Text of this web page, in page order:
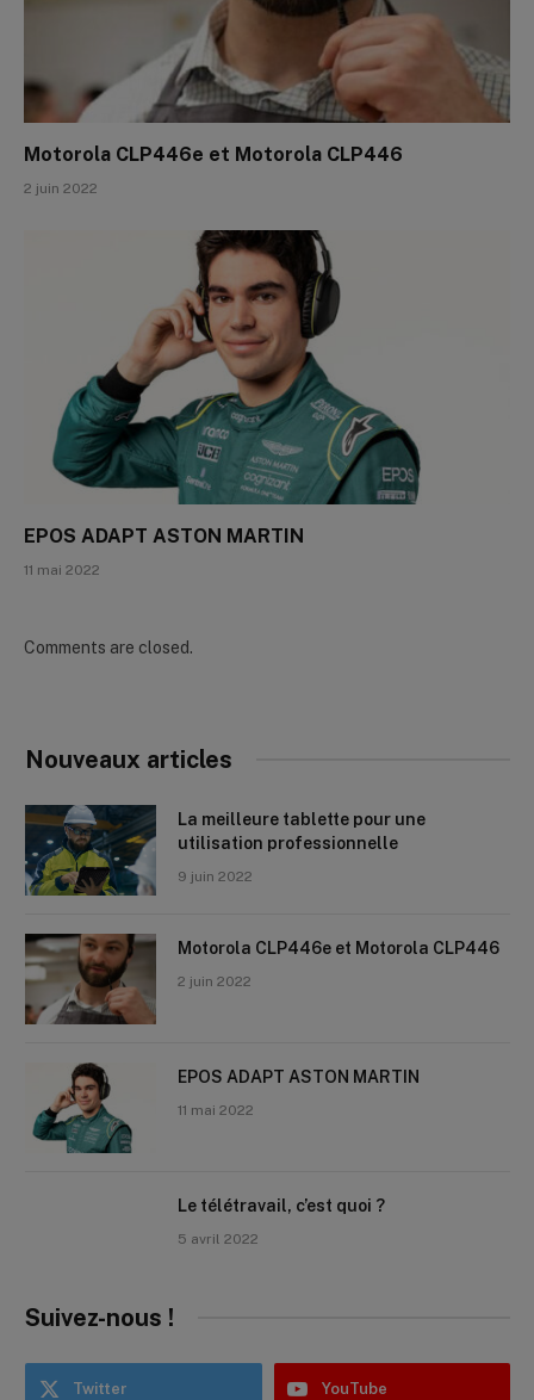
Motorola CLP446e et Motorola CLP446
2 juin 2022
EPOS ADAPT ASTON MARTIN
11 mai 2022
Comments are closed.
Nouveaux articles
La meilleure tablette pour une
utilisation professionnelle
9 juin 2022
Motorola CLP446e et Motorola CLP446
2 juin 2022
EPOS ADAPT ASTON MARTIN
11 mai 2022
Le télétravail, c’est quoi ?
5 avril 2022
Suivez-nous !
Twitter YouTube